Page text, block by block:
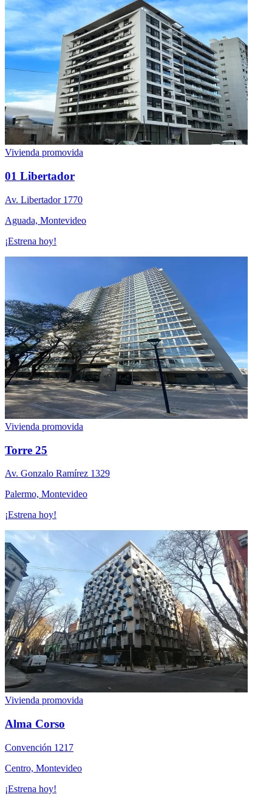
Vivienda promovida
01 Libertador
Av. Libertador 1770
Aguada, Montevideo
¡Estrena hoy!
Vivienda promovida
Torre 25
Av. Gonzalo Ramí­rez 1329
Palermo, Montevideo
¡Estrena hoy!
Vivienda promovida
Alma Corso
Convención 1217
Centro, Montevideo
¡Estrena hoy!